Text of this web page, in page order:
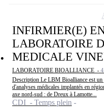
INFIRMIER(E)
LABORATOIRE
MEDICALE
LABORATOIRE BIOALLIANCE -
Description Le LBM Bioalliance est un
d'analyses médicales implantés en
axe nord-sud : de Dreux à Lamotte...
CDI - Temps plein